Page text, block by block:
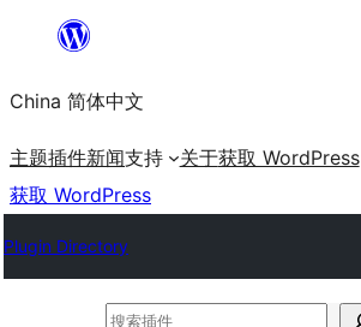
内
容
China 简体中文
主题插件新闻支持 关于获取 WordPress
获取 WordPress
Plugin Directory
搜